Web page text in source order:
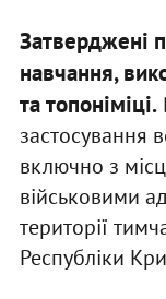
Затверджені
навчання,
та топоніміці.
застосування
включно з
військовими
території
Республіки